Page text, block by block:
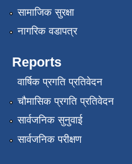
सामाजिक सुरक्षा
नागरिक वडापत्र
Reports
वार्षिक प्रगति प्रतिवेदन
चौमासिक प्रगति प्रतिवेदन
सार्वजनिक सुनुवाई
सार्वजनिक परीक्षण